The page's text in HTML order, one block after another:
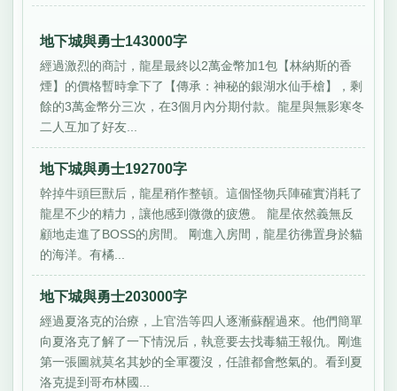
地下城與勇士143000字
經過激烈的商討，龍星最終以2萬金幣加1包【林納斯的香
煙】的價格暫時拿下了【傳承：神秘的銀湖水仙手槍】，剩
餘的3萬金幣分三次，在3個月內分期付款。龍星與無影寒冬
二人互加了好友...
地下城與勇士192700字
幹掉牛頭巨獸后，龍星稍作整頓。這個怪物兵陣確實消耗了
龍星不少的精力，讓他感到微微的疲憊。 龍星依然義無反
顧地走進了BOSS的房間。 剛進入房間，龍星彷彿置身於貓
的海洋。有橘...
地下城與勇士203000字
經過夏洛克的治療，上官浩等四人逐漸蘇醒過來。他們簡單
向夏洛克了解了一下情況后，執意要去找毒貓王報仇。剛進
第一張圖就莫名其妙的全軍覆沒，任誰都會憋氣的。看到夏
洛克提到哥布林國...